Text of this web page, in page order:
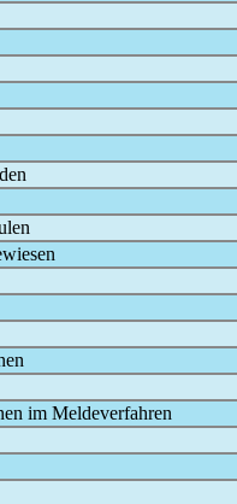
im Meldeverfahren